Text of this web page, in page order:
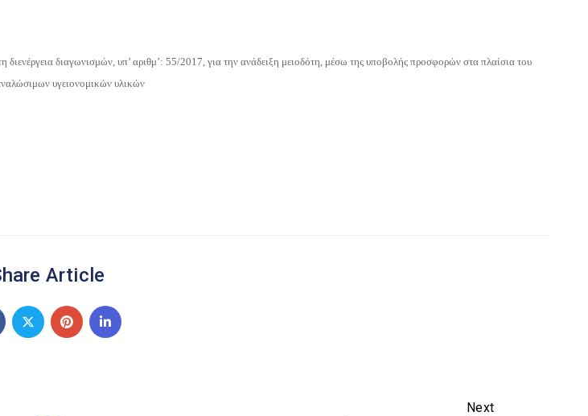
διαγωνισμών, υπ’ αριθμ’: 55/2017, για την ανάδειξη μειοδότη, μέσω της υποβολής προσφορών στα πλαίσια του
υγειονομικών υλικών
Article
Next